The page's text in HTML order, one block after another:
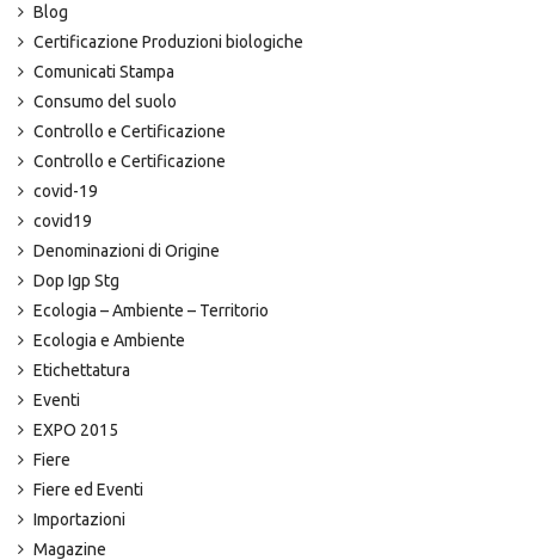
Blog
Certificazione Produzioni biologiche
Comunicati Stampa
Consumo del suolo
Controllo e Certificazione
Controllo e Certificazione
covid-19
covid19
Denominazioni di Origine
Dop Igp Stg
Ecologia – Ambiente – Territorio
Ecologia e Ambiente
Etichettatura
Eventi
EXPO 2015
Fiere
Fiere ed Eventi
Importazioni
Magazine